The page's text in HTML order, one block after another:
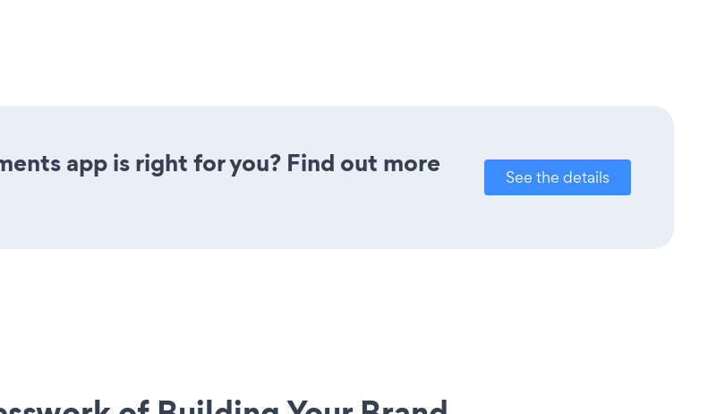
app is right for you? Find out more
See the details